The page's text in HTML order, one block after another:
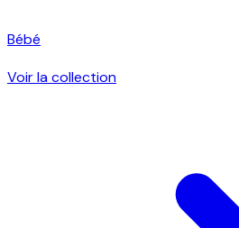
Bébé
Voir la collection